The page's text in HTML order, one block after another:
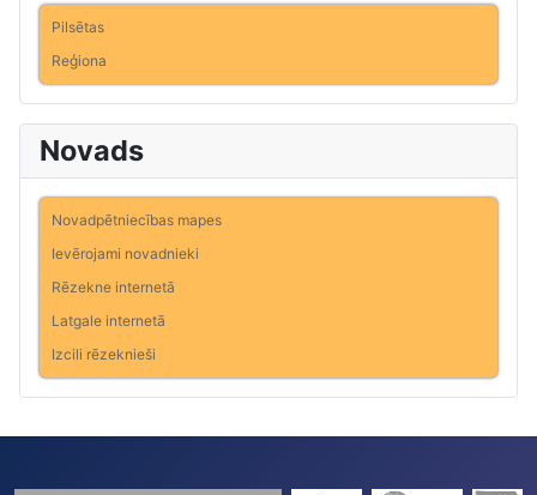
Pilsētas
Reģiona
Novads
Novadpētniecības mapes
Ievērojami novadnieki
Rēzekne internetā
Latgale internetā
Izcili rēzeknieši